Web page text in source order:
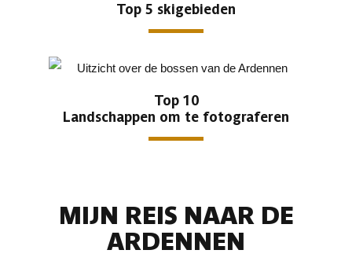
Top 5 skigebieden
Top 10
Landschappen om te fotograferen
MIJN REIS NAAR DE
ARDENNEN